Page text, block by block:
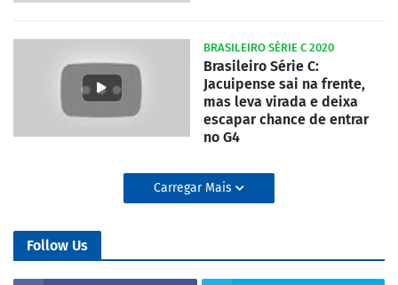
BRASILEIRO SÉRIE C 2020
Brasileiro Série C:
Jacuipense sai na frente,
mas leva virada e deixa
escapar chance de entrar
no G4
Carregar Mais
Follow Us